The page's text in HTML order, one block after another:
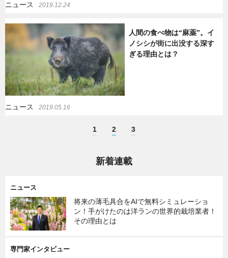
ニュース 2019.12.24
人間の食べ物は“麻薬”。イ
ノシシが街に出没する深す
ぎる理由とは？
ニュース 2019.05.16
1 2 3
新着連載
ニュース
将来の薄毛具合をAIで無料シミュレーショ
ン！手がけたのは洋ランの世界的栽培業者！
その理由とは
専門家インタビュー